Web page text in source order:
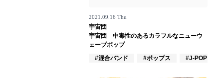
2021.09.16 Thu
宇宙団
宇宙団 中毒性のあるカラフルなニューウ
ェーブポップ
#混合バンド
#ポップス #J-POP